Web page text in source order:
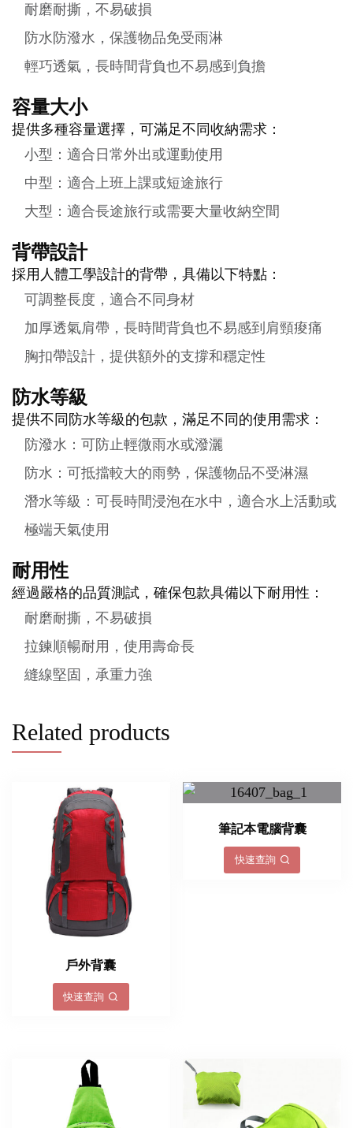
耐磨耐撕，不易破損
防水防潑水，保護物品免受雨淋
輕巧透氣，長時間背負也不易感到負擔
容量大小
提供多種容量選擇，可滿足不同收納需求：
小型：適合日常外出或運動使用
中型：適合上班上課或短途旅行
大型：適合長途旅行或需要大量收納空間
背帶設計
採用人體工學設計的背帶，具備以下特點：
可調整長度，適合不同身材
加厚透氣肩帶，長時間背負也不易感到肩頸痠痛
胸扣帶設計，提供額外的支撐和穩定性
防水等級
提供不同防水等級的包款，滿足不同的使用需求：
防潑水：可防止輕微雨水或潑灑
防水：可抵擋較大的雨勢，保護物品不受淋濕
潛水等級：可長時間浸泡在水中，適合水上活動或
極端天氣使用
耐用性
經過嚴格的品質測試，確保包款具備以下耐用性：
耐磨耐撕，不易破損
拉鍊順暢耐用，使用壽命長
縫線堅固，承重力強
Related products
戶外背囊
快速查詢
筆記本電腦背囊
快速查詢